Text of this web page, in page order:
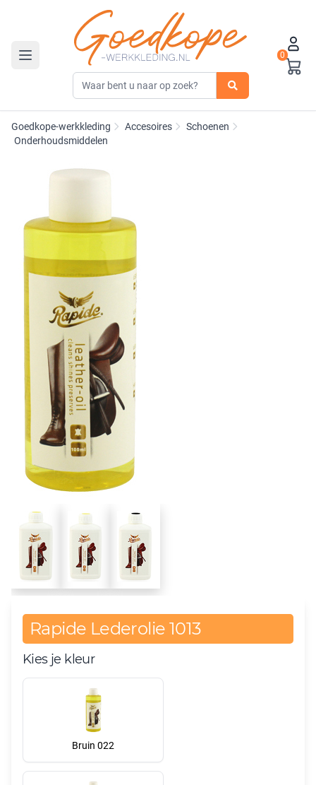
Toggle navigation
0
Goedkope-werkkleding Accesoires
Schoenen
Onderhoudsmiddelen
Rapide Lederolie 1013
Kies je kleur
Bruin 022